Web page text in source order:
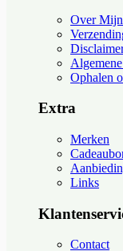
Over
Ophalen
Extra
Merken
Links
Contact